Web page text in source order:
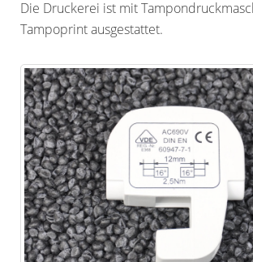
Die Druckerei ist mit
Tampoprint ausgestattet.